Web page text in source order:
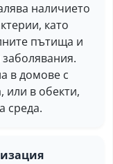
наличието
като
пътища и
в домове с
или в обекти,
среда.